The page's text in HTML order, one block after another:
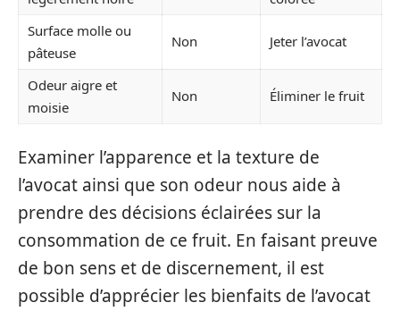
Surface molle ou
pâteuse
Non Jeter l’avocat
Odeur aigre et
moisie
Non Éliminer le fruit
Examiner l’apparence et la texture de
l’avocat ainsi que son odeur nous aide à
prendre des décisions éclairées sur la
consommation de ce fruit. En faisant preuve
de bon sens et de discernement, il est
possible d’apprécier les bienfaits de l’avocat